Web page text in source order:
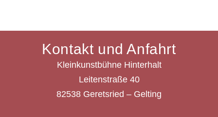
Kontakt und Anfahrt
Kleinkunstbühne Hinterhalt
Leitenstraße 40
82538 Geretsried – Gelting